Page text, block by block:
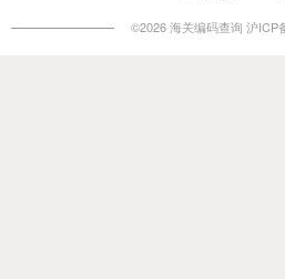
©2026 海关编码查询 沪ICP